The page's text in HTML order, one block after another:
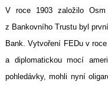
V roce 1903 založilo
z Bankovního Trustu byl
Bank. Vytvoření FEDu v
a diplomatickou mocí
pohledávky, mohli nyní